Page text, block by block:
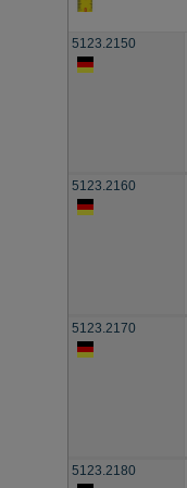
5123.2150
5123.2160
5123.2170
5123.2180